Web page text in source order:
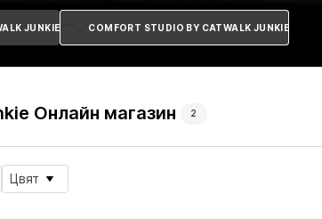
JUNKIE COMFORT STUDIO BY CATWALK JUNKIE
Онлайн магазин 2
Цвят